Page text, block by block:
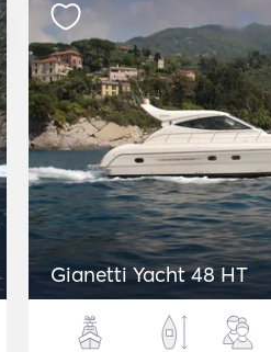
Gianetti Yacht 48 HT